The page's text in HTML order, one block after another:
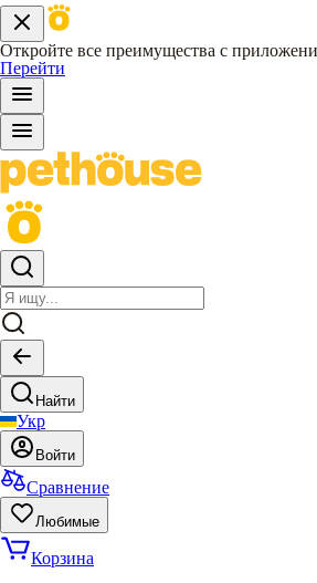
Откройте все преимущества с
Перейти
Найти
Укр
Войти
Сравнение
Любимые
Корзина